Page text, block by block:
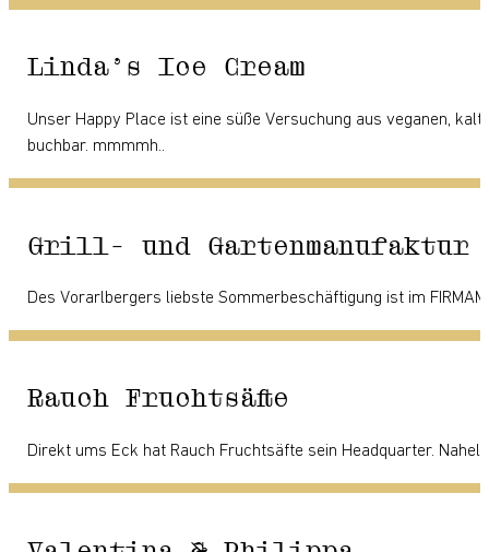
Linda’s Ice Cream
Unser Happy Place ist eine süße Versuchung aus veganen,
buchbar. mmmmh..
Grill- und Gartenmanufaktur
Des Vorarlbergers liebste Sommerbeschäftigung ist im
Rauch Fruchtsäfte
Direkt ums Eck hat Rauch Fruchtsäfte sein Headquarter.